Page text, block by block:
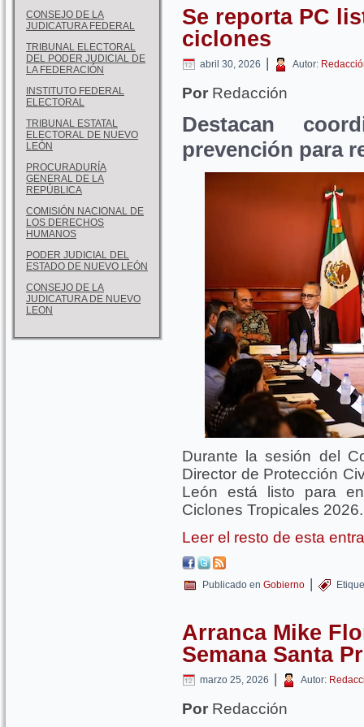
CONSEJO DE LA
JUDICATURA FEDERAL
TRIBUNAL ELECTORAL
DEL PODER JUDICIAL DE
LA FEDERACIÓN
INSTITUTO FEDERAL
ELECTORAL
TRIBUNAL ESTATAL
ELECTORAL DE NUEVO
LEÓN
PROCURADURÍA
GENERAL DE LA
REPÚBLICA
COMISIÓN NACIONAL DE
LOS DERECHOS
HUMANOS
PODER JUDICIAL DEL
ESTADO DE NUEVO LEÓN
CONSEJO DE LA
JUDICATURA DE NUEVO
LEON
Se reporta PC
ciclones
abril 30, 2026 | Autor:
Por Redacción
Destacan
prevención para
Durante la sesión del
Director de Protección
León está listo para
Ciclones Tropicales 2026.
Leer el resto de esta
Publicado en Gobierno |
Arranca Mike
Semana Santa
marzo 25, 2026 | Autor:
Por Redacción